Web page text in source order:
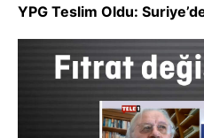
YPG Teslim Oldu: